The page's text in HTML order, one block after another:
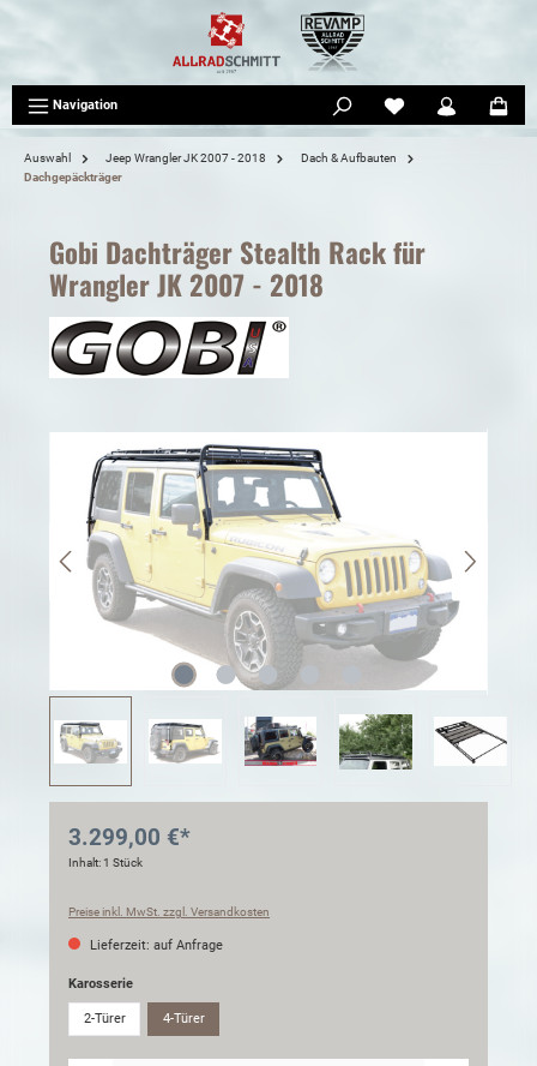
Navigation
Auswahl Jeep Wrangler JK 2007 - 2018
Dach & Aufbauten
Dachgepäckträger
Gobi Dachträger Stealth Rack für
Wrangler JK 2007 - 2018
3.299,00 €*
Inhalt:1 Stück
Preise inkl. MwSt. zzgl. Versandkosten
Lieferzeit: auf Anfrage
Karosserie
2-Türer 4-Türer